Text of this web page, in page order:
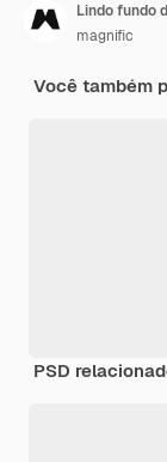
Lindo fundo
magnific
Você também
PSD